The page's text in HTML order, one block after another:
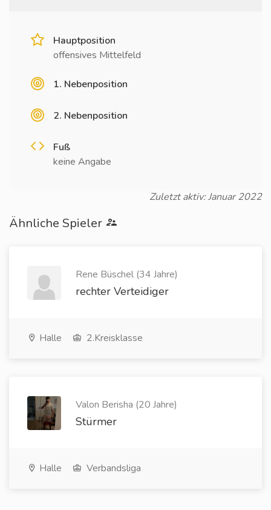
Hauptposition
offensives Mittelfeld
1. Nebenposition
2. Nebenposition
Fuß
keine Angabe
Zuletzt aktiv: Januar 2022
Ähnliche Spieler
Rene Büschel (34 Jahre)
rechter Verteidiger
Halle 2.Kreisklasse
Valon Berisha (20 Jahre)
Stürmer
Halle Verbandsliga